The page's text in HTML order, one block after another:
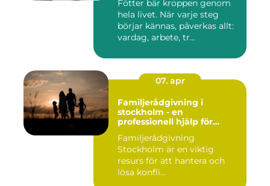
Fötter bär kroppen genom
hela livet. När varje steg
börjar kännas, påverkas allt:
vardag, arbete, tr...
07. apr
Familjerådgivning i
stockholm - en
professionell hjälp för
Familjerådgivning
Stockholm är en viktig
resurs för att hantera och
lösa konfli...